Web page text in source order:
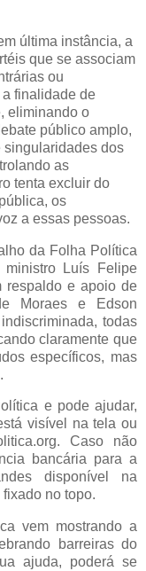
última instância, a
que se associam
ou
finalidade de
eliminando o
público amplo,
singularidades dos
as
tenta excluir do
os
a essas pessoas.
da Folha Política
Luís Felipe
respaldo e apoio de
Moraes e Edson
todas
claramente que
específicos, mas
e pode ajudar,
visível na tela ou
Caso não
bancária para a
disponível na
no topo.
vem mostrando a
barreiras do
ajuda, poderá se